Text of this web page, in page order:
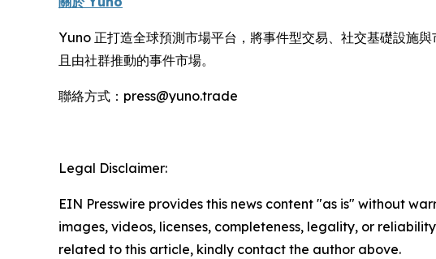
Yuno 正打造全球預測市場平台，將事件型交易、社交基礎設施
且由社群推動的事件市場。
聯絡方式：press@yuno.trade
Legal Disclaimer:
EIN Presswire provides this news content "as is" without
images, videos, licenses, completeness, legality, or
related to this article, kindly contact the author above.